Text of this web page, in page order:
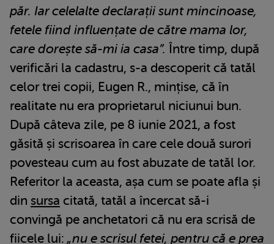
păr. Iar celelalte declarații sunt mincinoase,
fetele fiind influențate de către mama lor,
care dorește să-mi ia casa”. Între timp, după
verificări la cadastru, s-a descoperit că tatăl
celor trei copii, Eugen R., mințise, că în
realitate nu era proprietarul niciunui bun.
După câteva zile, pe 8 iunie 2021, a fost
găsită și scrisoarea în care cele două surori
povesteau cum au fost abuzate de tatăl lor.
Referitor la aceasta, așa cum se poate afla și
din sursa citată, tatăl a încercat să-i
convingă pe anchetatori că nu era scrisă de
fiicele lui: „nu e scrisul fetei, pentru că e prea